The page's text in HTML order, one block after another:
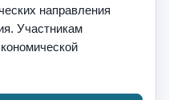
направления
Участникам